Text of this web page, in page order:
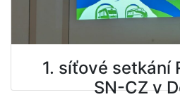
1. síťové setkání
SN-CZ v